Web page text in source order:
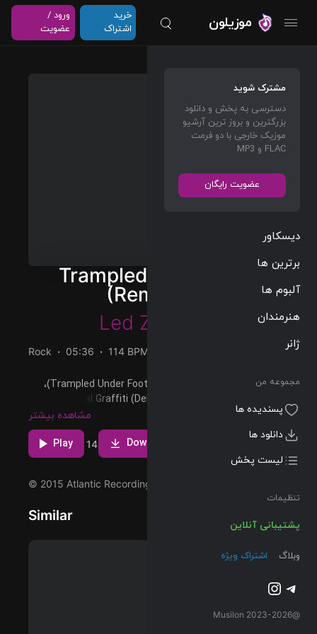
موزیلون
خرید
اشتراک
ورود /
عضویت
مشترک شوید
دسترسی به پخش و دانلود
بزرگترین و بروز ترین آرشیو
موزیک خارجی با دو فرمت
FLAC و MP3
عضویت رایگان
دیسکاور
برترین ها
آلبوم ها
هنرمندان
ژانر
مجموعه من
پسندیده ها
دانلود ها
لیست پخش
تنظیمات
پشتیبانی آنلاین
وبلاگ اشتراک ویژه
تلگراماینستاگرم
@2023-2026 Musilon
Trampled Under Foot
(Remaster)
Led Zeppelin
Rock 05:36 114 BPM
پخش و دانلود آهنگ Trampled Under Foot (Remaster)،
توسط Led Zeppelin اجرا شده است را میتوانید با دو کیفیت
320 و FLAC دریافت کنید.
مشاهده بیشتر
Play 14 Download
© 2015 Atlantic Recording Corporation
Similar